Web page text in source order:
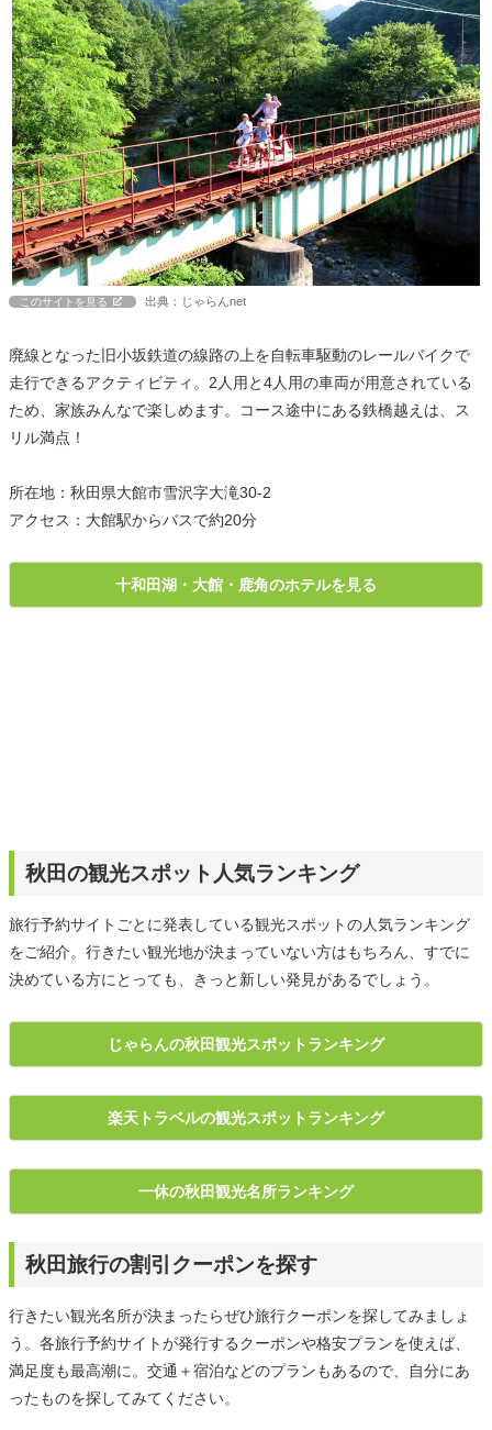
このサイトを見る 出典：じゃらんnet
廃線となった旧小坂鉄道の線路の上を自転車駆動のレールバイクで
走行できるアクティビティ。2人用と4人用の車両が用意されている
ため、家族みんなで楽しめます。コース途中にある鉄橋越えは、ス
リル満点！
所在地：秋田県大館市雪沢字大滝30-2
アクセス：大館駅からバスで約20分
十和田湖・大館・鹿角のホテルを見る
秋田の観光スポット人気ランキング
旅行予約サイトごとに発表している観光スポットの人気ランキング
をご紹介。行きたい観光地が決まっていない方はもちろん、すでに
決めている方にとっても、きっと新しい発見があるでしょう。
じゃらんの秋田観光スポットランキング
楽天トラベルの観光スポットランキング
一休の秋田観光名所ランキング
秋田旅行の割引クーポンを探す
行きたい観光名所が決まったらぜひ旅行クーポンを探してみましょ
う。各旅行予約サイトが発行するクーポンや格安プランを使えば、
満足度も最高潮に。交通＋宿泊などのプランもあるので、自分にあ
ったものを探してみてください。